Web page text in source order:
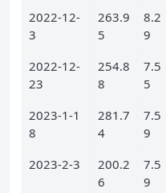
2022-12-
3
263.9
5
8.2
9
2022-12-
23
254.8
8
7.5
5
2023-1-1
8
281.7
4
7.5
9
2023-2-3
200.2
6
7.5
9